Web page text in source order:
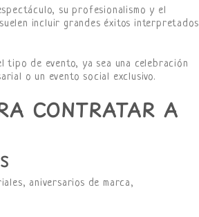
su profesionalismo y el
incluir grandes éxitos interpretados
tipo de evento, ya sea una celebración
o un evento social exclusivo.
CONTRATAR A
aniversarios de marca,